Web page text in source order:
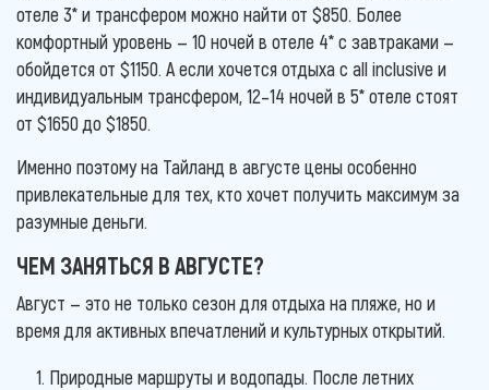
отеле 3* и трансфером можно найти от $850. Более
комфортный уровень — 10 ночей в отеле 4* с завтраками —
обойдется от $1150. А если хочется отдыха с all inclusive и
индивидуальным трансфером, 12–14 ночей в 5* отеле стоят
от $1650 до $1850.
Именно поэтому на Тайланд в августе цены особенно
привлекательные для тех, кто хочет получить максимум за
разумные деньги.
ЧЕМ ЗАНЯТЬСЯ В АВГУСТЕ?
Август — это не только сезон для отдыха на пляже, но и
время для активных впечатлений и культурных открытий.
Природные маршруты и водопады. После летних